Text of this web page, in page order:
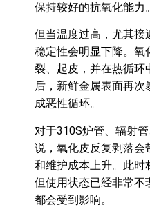
保持较好的抗氧化能力。
但当温度过高，尤其接
稳定性会明显下降。氧
裂、起皮，并在热循环
后，新鲜金属表面再
成恶性循环。
对于310S炉管、辐射管
说，氧化皮反复剥落会
和维护成本上升。此时
但使用状态已经非常不
都会受到影响。